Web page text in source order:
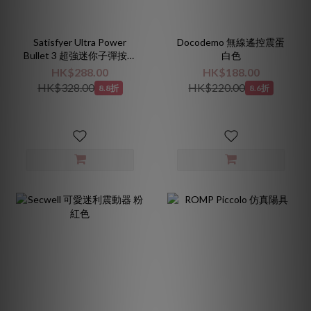
Satisfyer Ultra Power
Bullet 3 超強迷你子彈按摩
棒 紅色
HK$288.00
HK$328.00 8.8折
Docodemo 無線遙控震蛋
白色
HK$188.00
HK$220.00 8.6折